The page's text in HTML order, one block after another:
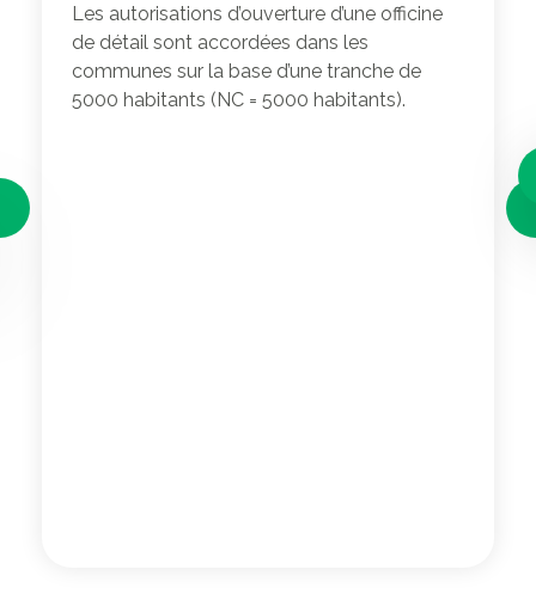
Les autorisations d’ouverture d’une officine
de détail sont accordées dans les
communes sur la base d’une tranche de
5000 habitants (NC = 5000 habitants).